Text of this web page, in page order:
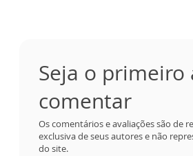
Seja o primeiro
comentar
Os comentários e avaliações são de
exclusiva de seus autores e não
do site.